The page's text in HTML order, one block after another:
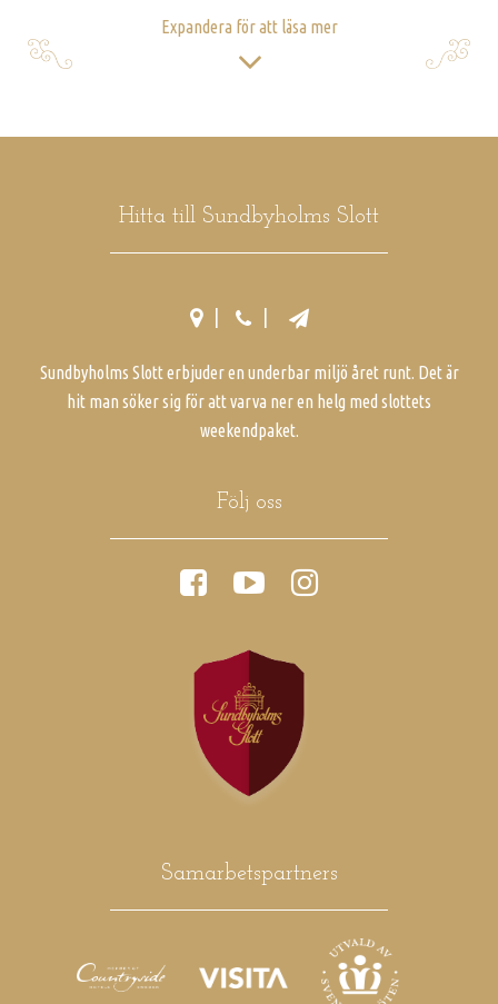
Expandera för att läsa mer
Hitta till Sundbyholms Slott
Sundbyholms Slott erbjuder en underbar miljö året runt. Det är
hit man söker sig för att varva ner en helg med slottets
weekendpaket.
Följ oss
Samarbetspartners